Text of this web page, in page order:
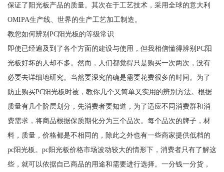
保证了阳光板产品的质量。其次在于工艺技术，采用全球的意大利
OMIPA生产线、世界的生产工艺加工制造。
教您如何辨别PC阳光板的等级常识
即使已经遍及到了各个方面的建设与使用，但我相信懂得辨别PC阳
光板好坏的人却不多。然而，人们都觉得只是购买一次两次，没有
必要去详细地研究。当然要深究的确是需要花费很多的时间。为了
防止购买PC阳光板时被，教你几个又简单又实用的辨别方法。根据
质量有几个阶层划分，先消费者要知道，为了适应不同消费群和消
费需求，将商品根据保质期化分为三个品次。每个品次的牌子，材
料，质量，价格都是不相同的，除此之外也有一些商家提供低档的
pc阳光板。pc阳光板价格市场波动较大的情形下，消费者只有了解这
些，就可以依据自己商品的用途和需要进行选择。一分钱一分货，